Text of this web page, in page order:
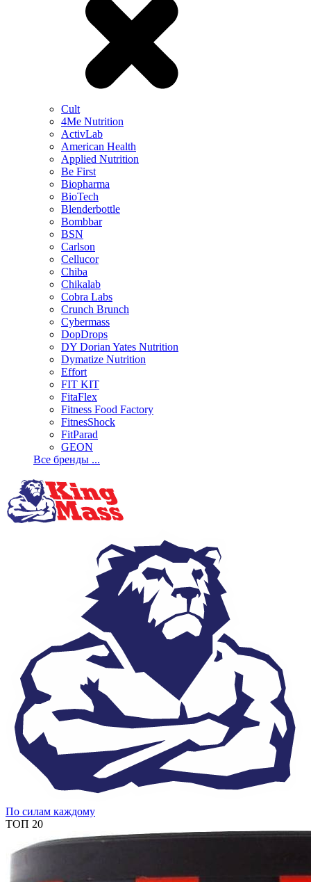
Cult
4Me Nutrition
ActivLab
American Health
Applied Nutrition
Be First
Biopharma
BioTech
Blenderbottle
Bombbar
BSN
Carlson
Cellucor
Chiba
Chikalab
Cobra Labs
Crunch Brunch
Cybermass
DopDrops
DY Dorian Yates Nutrition
Dymatize Nutrition
Effort
FIT KIT
FitaFlex
Fitness Food Factory
FitnesShock
FitParad
GEON
Все бренды ...
По силам каждому
ТОП 20